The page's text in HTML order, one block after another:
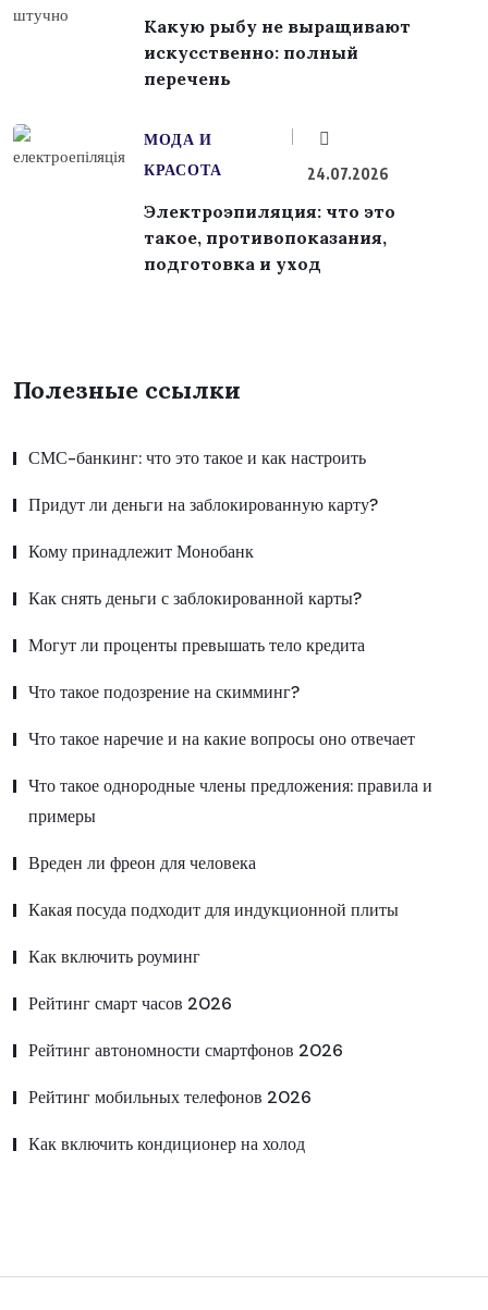
Какую рыбу не выращивают
искусственно: полный
перечень
МОДА И
КРАСОТА
24.07.2026
Электроэпиляция: что это
такое, противопоказания,
подготовка и уход
Полезные ссылки
СМС-банкинг: что это такое и как настроить
Придут ли деньги на заблокированную карту?
Кому принадлежит Монобанк
Как снять деньги с заблокированной карты?
Могут ли проценты превышать тело кредита
Что такое подозрение на скимминг?
Что такое наречие и на какие вопросы оно отвечает
Что такое однородные члены предложения: правила и
примеры
Вреден ли фреон для человека
Какая посуда подходит для индукционной плиты
Как включить роуминг
Рейтинг смарт часов 2026
Рейтинг автономности смартфонов 2026
Рейтинг мобильных телефонов 2026
Как включить кондиционер на холод